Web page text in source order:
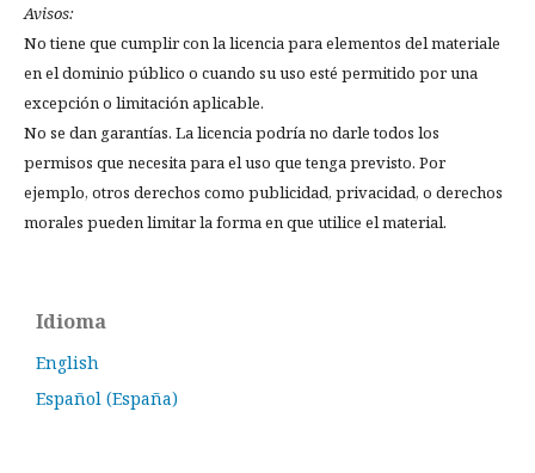
Avisos:
No tiene que cumplir con la licencia para elementos del materiale
en el dominio público o cuando su uso esté permitido por una
excepción o limitación aplicable.
No se dan garantías. La licencia podría no darle todos los
permisos que necesita para el uso que tenga previsto. Por
ejemplo, otros derechos como publicidad, privacidad, o derechos
morales pueden limitar la forma en que utilice el material.
Idioma
English
Español (España)